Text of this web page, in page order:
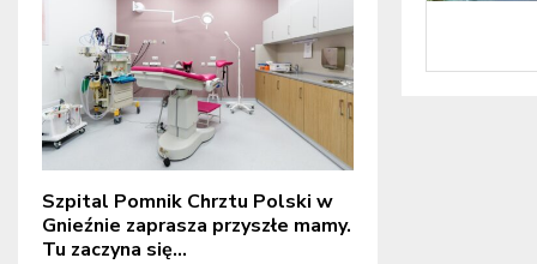
Szpital Pomnik Chrztu Polski w
Gnieźnie zaprasza przyszłe mamy.
Tu zaczyna się...